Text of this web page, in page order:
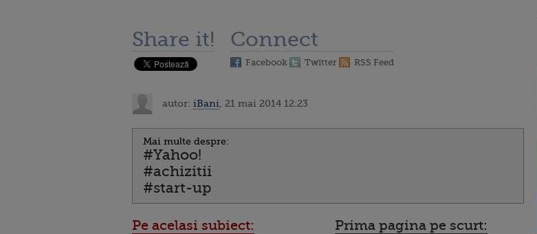
Share it! Connect
Facebook Twitter RSS Feed
autor: iBani , 21 mai 2014 12:23
Mai multe despre:
#Yahoo!
#achizitii
#start-up
Pe acelasi subiect: Prima pagina pe scurt: